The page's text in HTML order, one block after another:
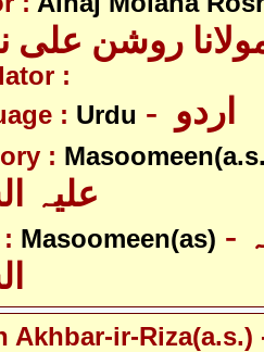
:
: Urdu
:
Masoomeen(as) - معصومین علیہ
Akhbar-ir-Riza(a.s.)